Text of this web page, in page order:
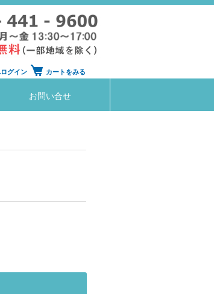
グイン カートをみる
お問い合せ